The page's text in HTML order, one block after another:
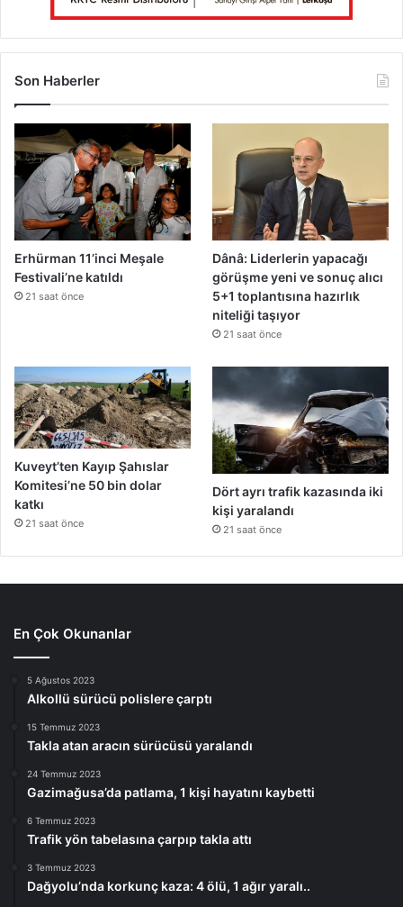
u
p
v
e
r
e
c
e
k
a
a
t
l
a
d
ı
Son Haberler
Erhürman 11’inci Meşale
Festivali’ne katıldı
21 saat önce
Dânâ: Liderlerin yapacağı
görüşme yeni ve sonuç alıcı
5+1 toplantısına hazırlık
niteliği taşıyor
21 saat önce
Kuveyt’ten Kayıp Şahıslar
Komitesi’ne 50 bin dolar
katkı
21 saat önce
Dört ayrı trafik kazasında iki
kişi yaralandı
21 saat önce
En Çok Okunanlar
5 Ağustos 2023
Alkollü sürücü polislere çarptı
15 Temmuz 2023
Takla atan aracın sürücüsü yaralandı
24 Temmuz 2023
Gazimağusa’da patlama, 1 kişi hayatını kaybetti
6 Temmuz 2023
Trafik yön tabelasına çarpıp takla attı
3 Temmuz 2023
Dağyolu’nda korkunç kaza: 4 ölü, 1 ağır yaralı..